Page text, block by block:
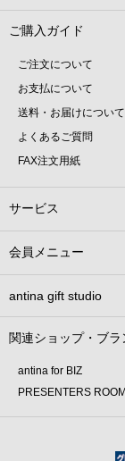
ご購入ガイド
ご注文について
お支払について
送料・お届けについて
よくあるご質問
FAX注文用紙
サービス
会員メニュー
antina gift studio
関連ショップ・ブラ
antina for BIZ
PRESENTERS ROOM